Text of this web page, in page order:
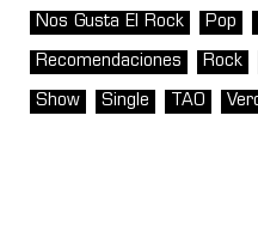
Nos Gusta El Rock Pop
Recomendaciones Rock
Show Single TAO